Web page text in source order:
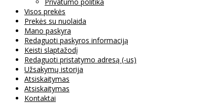
Visos prekės
Prekės su nuolaida
Mano paskyra
Redaguoti paskyros informaciją
Keisti slaptažodį
Redaguoti pristatymo adresą (-us)
Užsakymų istorija
Atsiskaitymas
Atsiskaitymas
Kontaktai